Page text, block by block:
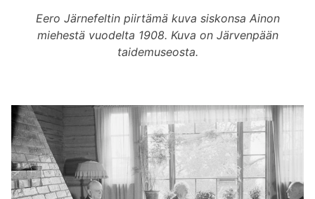
Eero Järnefeltin piirtämä kuva siskonsa Ainon
miehestä vuodelta 1908. Kuva on Järvenpään
taidemuseosta.